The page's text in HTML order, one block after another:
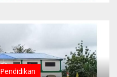
Pendidikan